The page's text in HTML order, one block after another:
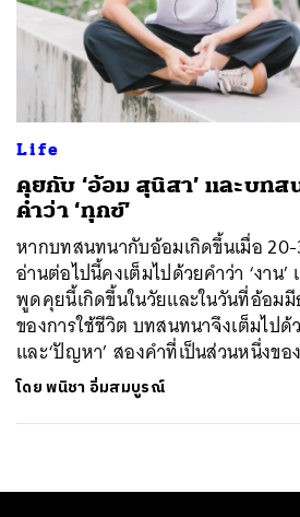
Life
คุยกับ ‘อ้อม สุนิสา’ และบท
คำว่า ‘ทุกข์’
หากบทสนทนากับอ้อมเกิดขึ้นเมื่อ
อ่านต่อไปนี้คงเต็มไปด้วยคำว่า ‘งาน’
พูดคุยนี้เกิดขึ้นในวัยและในวันที่อ้อม
ของการใช้ชีวิต บทสนทนาจึงเต็มไปด้
และ‘ปัญหา’ สองคำที่เป็นส่วนหนึ่งข
โดยพนิชา อิ่มสมบูรณ์
ค้นหา
SHARE TWEET